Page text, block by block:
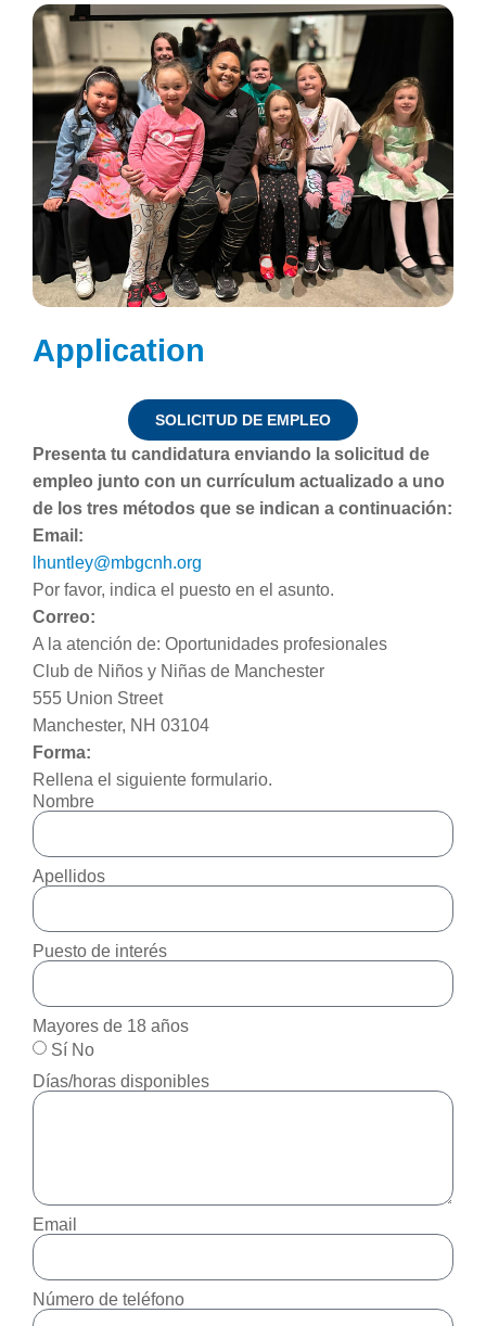
Application
SOLICITUD DE EMPLEO
Presenta tu candidatura enviando la solicitud de
empleo junto con un currículum actualizado a uno
de los tres métodos que se indican a continuación:
Email:
lhuntley@mbgcnh.org
Por favor, indica el puesto en el asunto.
Correo:
A la atención de: Oportunidades profesionales
Club de Niños y Niñas de Manchester
555 Union Street
Manchester, NH 03104
Forma:
Rellena el siguiente formulario.
Nombre
Apellidos
Puesto de interés
Mayores de 18 años
Sí No
Días/horas disponibles
Email
Número de teléfono